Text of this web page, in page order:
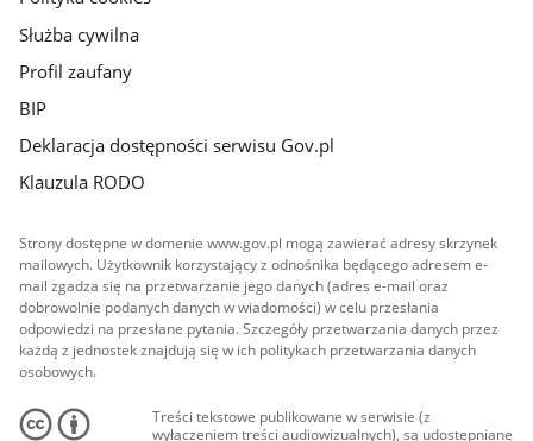
Służba cywilna
Profil zaufany
BIP
Deklaracja dostępności serwisu Gov.pl
Klauzula RODO
Strony dostępne w domenie www.gov.pl mogą zawierać adresy skrzynek
mailowych. Użytkownik korzystający z odnośnika będącego adresem e-
mail zgadza się na przetwarzanie jego danych (adres e-mail oraz
dobrowolnie podanych danych w wiadomości) w celu przesłania
odpowiedzi na przesłane pytania. Szczegóły przetwarzania danych przez
każdą z jednostek znajdują się w ich politykach przetwarzania danych
osobowych.
Treści tekstowe publikowane w serwisie (z
wyłączeniem treści audiowizualnych), są udostępniane